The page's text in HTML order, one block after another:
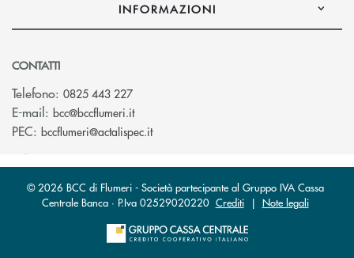
INFORMAZIONI
CONTATTI
Telefono: 0825 443 227
E-mail: bcc@bccflumeri.it(si apre l’app di posta elettronica)
PEC: bccflumeri@actalispec.it(si apre l’app di posta elettronica)
© 2026 BCC di Flumeri - Società partecipante al Gruppo IVA Cassa
Centrale Banca · P.Iva 02529020220 Crediti| Note legali